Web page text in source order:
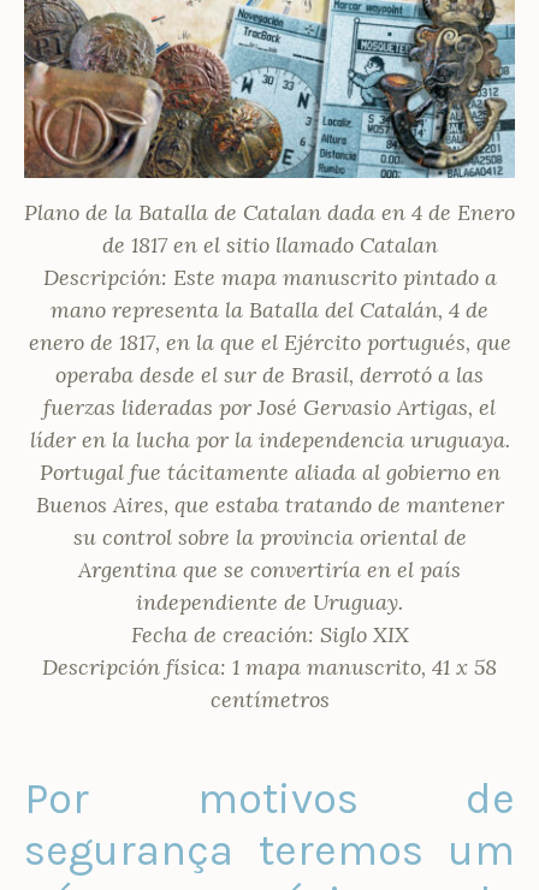
Plano de la Batalla de Catalan dada en 4 de Enero
de 1817 en el sitio llamado Catalan
Descripción: Este mapa manuscrito pintado a
mano representa la Batalla del Catalán, 4 de
enero de 1817, en la que el Ejército portugués, que
operaba desde el sur de Brasil, derrotó a las
fuerzas lideradas por José Gervasio Artigas, el
líder en la lucha por la independencia uruguaya.
Portugal fue tácitamente aliada al gobierno en
Buenos Aires, que estaba tratando de mantener
su control sobre la provincia oriental de
Argentina que se convertiría en el país
independiente de Uruguay.
Fecha de creación: Siglo XIX
Descripción física: 1 mapa manuscrito, 41 x 58
centímetros
Por motivos de
segurança teremos um